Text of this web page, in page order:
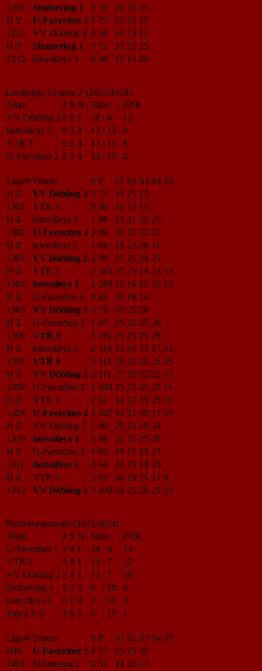
1210
Simmering 1 3 75 25 25 25
H Y
U-Favoriten 1 3 75 25 25 25
1211
VV Döbling 3 0 34 10 13 11
H Y
Simmering 1 3 75 25 25 25
1212
hotvolleys 3 0 48 15 13 20
Landesliga Gruppe Z (2023/2024)
Team
# S N | Sätze | PNK
VV Döbling 2 6 5 1 16 : 8
13
hotvolleys 2
6 3 3 13 : 13
9
VTR 3
6 2 4 12 : 15
8
U-Favoriten 2 6 2 4 10 : 15 6
Liga/# Teams S P S1 S2 S3 S4 S5
H Z
VV Döbling 2 3 75 25 25 25
1301
VTR 3 0 40 10 15 15
H Z
hotvolleys 2 1 86 15 21 25 25
1302
U-Favoriten 2 3 99 25 25 22 27
H Z
hotvolleys 2 1 84 18 23 26 17
1303
VV Döbling 2 3 99 25 25 24 25
H Z
VTR 3 2 103 27 25 15 23 13
1304
hotvolleys 2 3 109 25 19 25 25 15
H Z
U-Favoriten 2 0 62 19 19 24
1305
VV Döbling 2 3 76 25 25 26
H Z
U-Favoriten 2 1 95 25 22 22 26
1306
VTR 3 3 101 23 25 25 28
H Z
hotvolleys 2 2 110 23 25 22 27 13
1307
VTR 3 3 112 25 22 25 25 15
H Z
VV Döbling 2 3 111 27 25 22 22 15
1308
U-Favoriten 2 2 109 25 23 25 25 11
H Z
VTR 3 2 92 14 17 25 25 11
1309
U-Favoriten 2 3 102 25 25 20 17 15
H Z
VV Döbling 2 1 90 25 22 19 24
1310
hotvolleys 2 3 98 22 25 25 26
H Z
U-Favoriten 2 1 82 19 17 25 21
1311
hotvolleys 2 3 94 25 25 19 25
H Z
VTR 3 2 95 26 18 25 17 9
1312
VV Döbling 2 3 109 24 25 20 25 15
Platzierungsrunde (2023/2024)
Team
# S N | Sätze | PNK
U-Favoriten 1
5 4 1 14 : 4
13
VTR 2
5 4 1 14 : 7
12
VV Döbling 2 5 4 1 13 : 7
10
Simmering 1
5 2 3 6 : 10
6
hotvolleys 2
5 1 4 7 : 14
3
Sokol V/2
5 0 5 3 : 15 1
Liga/# Teams S P S1 S2 S3 S4 S5
HPL
U-Favoriten 1 3 75 25 25 25
1401
Simmering 1 0 57 19 21 17